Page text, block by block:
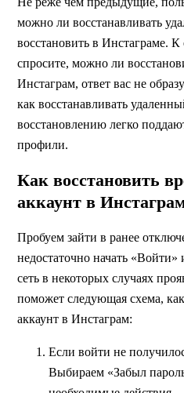
можно ли восстанавливать
восстановить в Инстаграме.
спросите, можно ли
Инстаграм, ответ вас не
как восстанавливать
восстановлению легко
профили.
Как восстановить
аккаунт в
Пробуем зайти в ранее
недостаточно начать
сеть в некоторых случаях
поможет следующая схема,
аккаунт в Инстаграм:
Если войти не
Выбираем «Забыл